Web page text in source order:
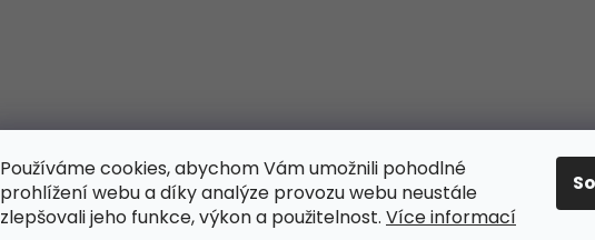
Používáme cookies, abychom Vám umožnili pohodlné
prohlížení webu a díky analýze provozu webu neustále
zlepšovali jeho funkce, výkon a použitelnost. Více informací